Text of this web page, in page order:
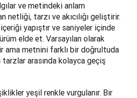
ve metindeki anlam
netliği, tarzı ve akıcılığı geliştirir.
yapıştır ve saniyeler içinde
elde et. Varsayılan olarak
ama metnini farklı bir doğrultuda
arasında kolayca geçiş
yeşil renkle vurgulanır. Bir